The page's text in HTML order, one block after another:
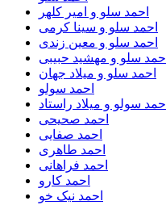
احمد سلو و امیر کلهر
احمد سلو و سینا کرمی
احمد سلو و معین زندی
احمد سلو و مهشید حبیبی
احمد سلو و میلاد جهان
احمد سولو
احمد سولو و میلاد راستاد
احمد صحیحی
احمد صفایی
احمد طاهری
احمد فراهانی
احمد کارو
احمد نیک خو